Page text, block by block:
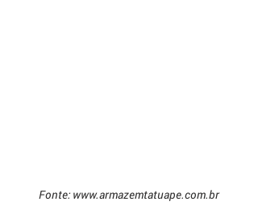
Fonte: www.armazemtatuape.com.br